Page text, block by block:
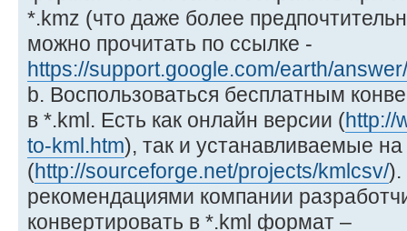
*.kmz (что даже более
можно прочитать по ссылке -
https://support.google.com/earth/
b. Воспользоваться бесплатным
в *.kml. Есть как онлайн версии (http://
to-kml.htm), так и устанавливаемые
(http://sourceforge.net/projects/kmlcsv/).
рекомендациями компании
конвертировать в *.kml формат –